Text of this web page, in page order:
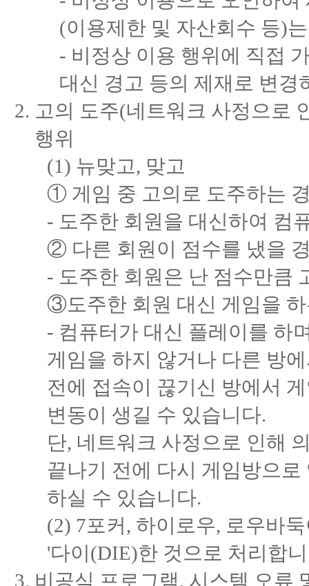
(이용제한 및 자산회수 등)
- 비정상 이용 행위에 직접
대신 경고 등의 제재로 변경
고의 도주(네트워크 사정으로
행위
(1) 뉴맞고, 맞고
① 게임 중 고의로 도주하는
- 도주한 회원을 대신하여 컴
② 다른 회원이 점수를 냈을
- 도주한 회원은 난 점수만큼
③도주한 회원 대신 게임을
- 컴퓨터가 대신 플레이를 하
게임을 하지 않거나 다른 방
전에 접속이 끊기신 방에서
변동이 생길 수 있습니다.
단, 네트워크 사정으로 인해
끝나기 전에 다시 게임방으
하실 수 있습니다.
(2) 7포커, 하이로우, 로우바
'다이(DIE)한 것으로 처리합
비공식 프로그램, 시스템 오류